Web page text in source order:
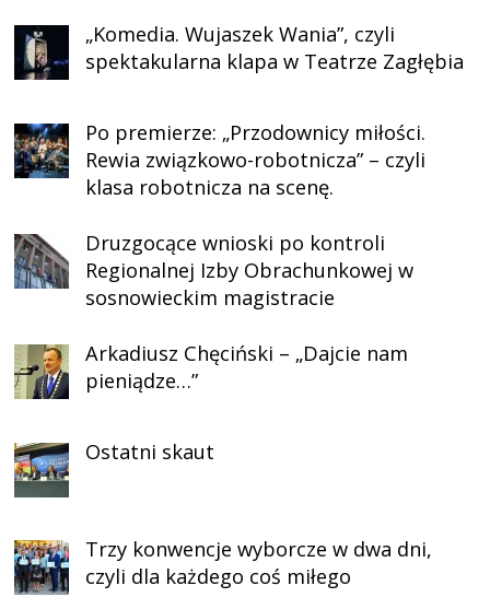
„Komedia. Wujaszek Wania”, czyli
spektakularna klapa w Teatrze Zagłębia
Po premierze: „Przodownicy miłości.
Rewia związkowo-robotnicza” – czyli
klasa robotnicza na scenę.
Druzgocące wnioski po kontroli
Regionalnej Izby Obrachunkowej w
sosnowieckim magistracie
Arkadiusz Chęciński – „Dajcie nam
pieniądze…”
Ostatni skaut
Trzy konwencje wyborcze w dwa dni,
czyli dla każdego coś miłego